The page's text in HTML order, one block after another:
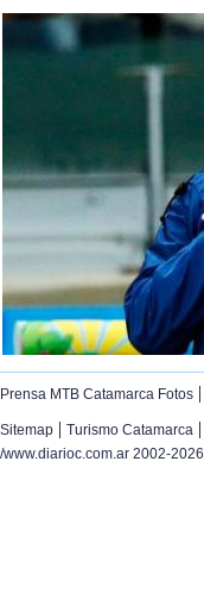
Prensa MTB Catamarca Fotos |
Sitemap | Turismo Catamarca |
/www.diarioc.com.ar 2002-2026